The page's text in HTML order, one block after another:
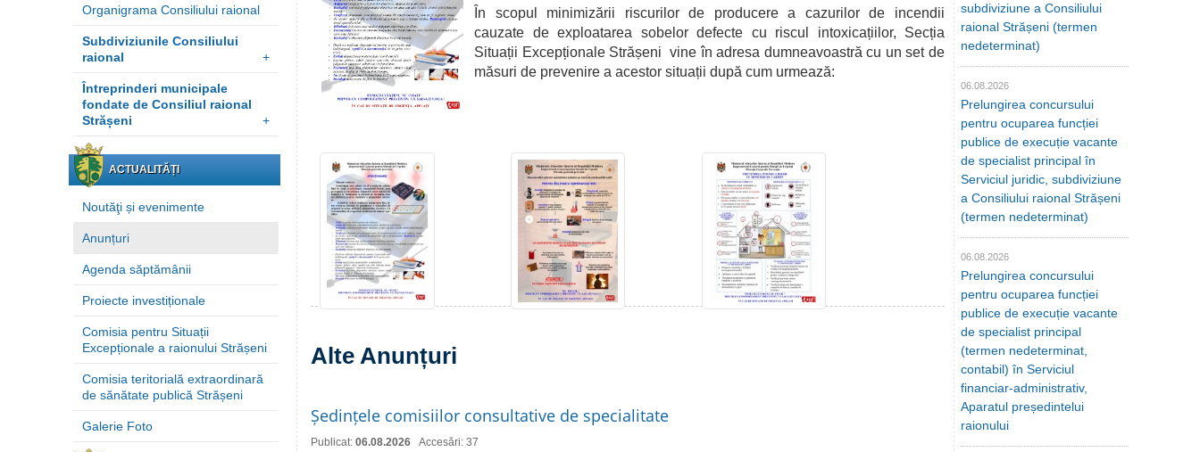
Organigrama Consiliului raional
Subdiviziunile Consiliului
raional
+
Întreprinderi municipale
fondate de Consiliul raional
Strășeni
+
ACTUALITĂȚI
Noutăţi și evenimente
Anunțuri
Agenda săptămânii
Proiecte investiționale
Comisia pentru Situații
Excepționale a raionului Strășeni
Comisia teritorială extraordinară
de sănătate publică Strășeni
Galerie Foto
În scopul minimizării riscurilor de producere a cazurilor de incendii
cauzate de exploatarea sobelor defecte cu riscul intoxicațiilor, Secția
Situații Excepționale Strășeni vine în adresa dumneavoastră cu un set de
măsuri de prevenire a acestor situații după cum urmează:
Alte Anunțuri
Ședințele comisiilor consultative de specialitate
Publicat: 06.08.2026 Accesări: 37
subdiviziune a Consiliului
raional Strășeni (termen
nedeterminat)
06.08.2026
Prelungirea concursului
pentru ocuparea funcției
publice de execuție vacante
de specialist principal în
Serviciul juridic, subdiviziune
a Consiliului raional Strășeni
(termen nedeterminat)
06.08.2026
Prelungirea concursului
pentru ocuparea funcției
publice de execuție vacante
de specialist principal
(termen nedeterminat,
contabil) în Serviciul
financiar-administrativ,
Aparatul președintelui
raionului